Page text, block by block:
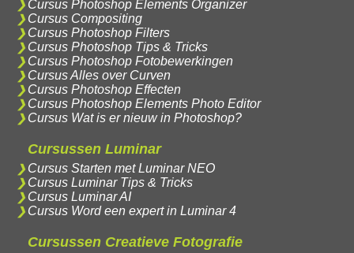
Cursus Photoshop Elements Organizer
Cursus Compositing
Cursus Photoshop Filters
Cursus Photoshop Tips & Tricks
Cursus Photoshop Fotobewerkingen
Cursus Alles over Curven
Cursus Photoshop Effecten
Cursus Photoshop Elements Photo Editor
Cursus Wat is er nieuw in Photoshop?
Cursussen Luminar
Cursus Starten met Luminar NEO
Cursus Luminar Tips & Tricks
Cursus Luminar AI
Cursus Word een expert in Luminar 4
Cursussen Creatieve Fotografie